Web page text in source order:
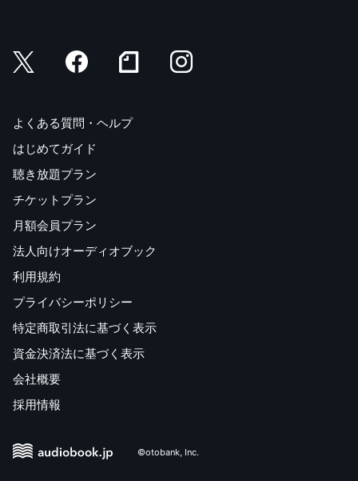
よくある質問・ヘルプ
はじめてガイド
聴き放題プラン
チケットプラン
月額会員プラン
法人向けオーディオブック
利用規約
プライバシーポリシー
特定商取引法に基づく表示
資金決済法に基づく表示
会社概要
採用情報
©otobank, Inc.